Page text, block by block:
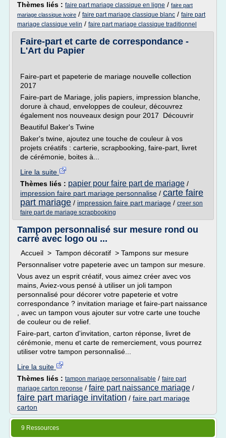
Thèmes liés : faire part mariage classique en ligne / faire part
mariage classique ivoire / faire part mariage classique blanc / faire part
mariage classique velin / faire part mariage classique traditionnel
Faire-part et carte de correspondance -
L'Art du Papier
Faire-part et papeterie de mariage nouvelle collection
2017
Faire-part de Mariage, jolis papiers, impression blanche,
dorure à chaud, enveloppes de couleur, découvrez
également nos nouveaux design pour 2017 Découvrir
Beautiful Baker's Twine
Baker's twine, ajoutez une touche de couleur à vos
projets créatifs : carterie, scrapbooking, faire-part, livret
de cérémonie, boites à...
Lire la suite
Thèmes liés : papier pour faire part de mariage /
impression faire part mariage personnalise / carte faire
part mariage / impression faire part mariage / creer son
faire part de mariage scrapbooking
Tampon personnalisé sur mesure rond ou
carré avec logo ou ...
Accueil > Tampon décoratif > Tampons sur mesure
Personnaliser votre papeterie avec un tampon sur mesure.
Vous avez un esprit créatif, vous aimez créer avec vos
mains, Aviez-vous pensé à utiliser un joli tampon
personnalisé pour décorer votre papeterie et votre
correspondance ? invitation mariage et faire-part naissance
, avec un tampon vous ajouter sur votre carte une touche
de couleur ou de relief.
Faire-part, carton d'invitation, carton réponse, livret de
cérémonie, menu et carte de remerciement, vous pourrez
utiliser votre tampon personnalisé...
Lire la suite
Thèmes liés : tampon mariage personnalisable / faire part
mariage carton reponse / faire part naissance mariage /
faire part mariage invitation / faire part mariage
carton
9 Ressources